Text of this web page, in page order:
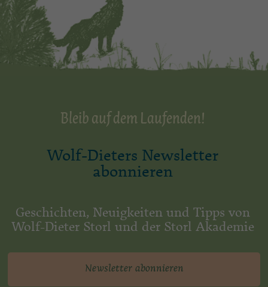
Bleib auf dem Laufenden!
Wolf-Dieters Newsletter
abonnieren
Geschichten, Neuigkeiten und Tipps von
Wolf-Dieter Storl und der Storl Akademie
Newsletter abonnieren